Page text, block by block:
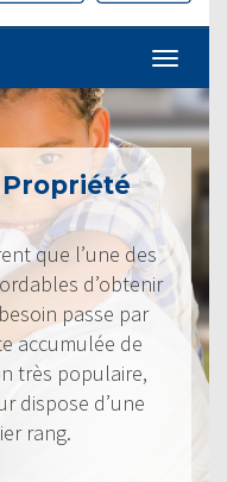
que l’une des
d’obtenir
passe par
accumulée de
très populaire,
dispose d’une
rang.